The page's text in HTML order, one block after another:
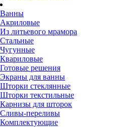
Ванны
Акриловые
Из литьевого мрамора
Стальные
Чугунные
Квариловые
Готовые решения
Экраны для ванны
Шторки стеклянные
Шторки текстильные
Карнизы для шторок
Сливы-переливы
Комплектующие